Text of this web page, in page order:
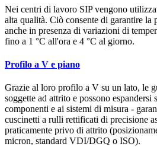
Nei centri di lavoro SIP vengono
alta qualità. Ciò consente di garantire la
anche in presenza di variazioni di
fino a 1 °C all'ora e 4 °C al giorno.
Profilo a V e piano
Grazie al loro profilo a V su un lato, le
soggette ad attrito e possono
componenti e ai sistemi di misura -
cuscinetti a rulli rettificati di precisione
praticamente privo di attrito
micron, standard VDI/DGQ o ISO).